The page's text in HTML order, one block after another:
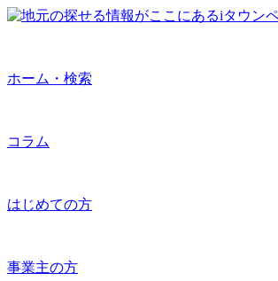
ホーム・検索
コラム
はじめての方
事業主の方